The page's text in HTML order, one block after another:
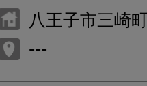
八王子市三崎
---